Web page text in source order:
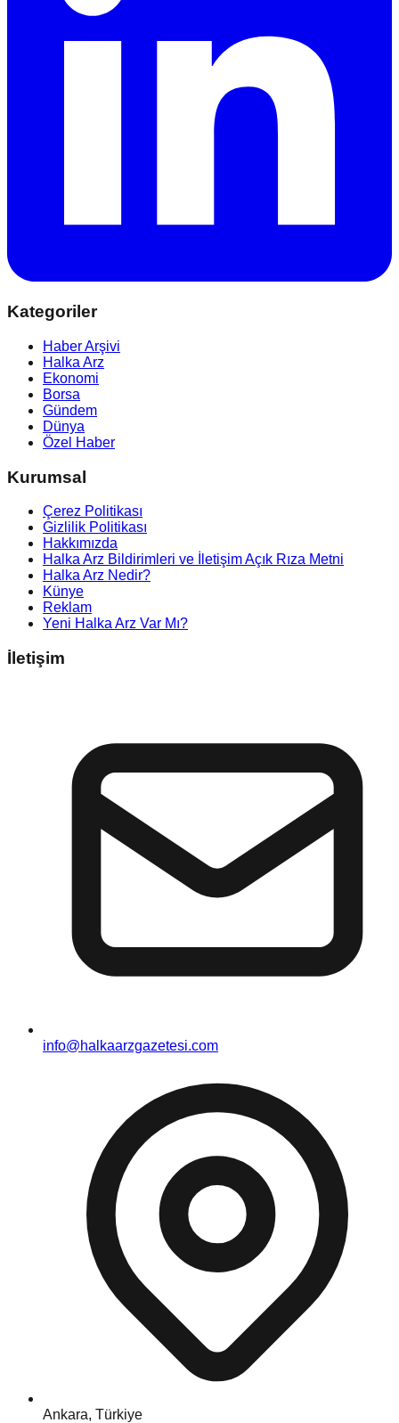
Kategoriler
Haber Arşivi
Halka Arz
Ekonomi
Borsa
Gündem
Dünya
Özel Haber
Kurumsal
Çerez Politikası
Gizlilik Politikası
Hakkımızda
Halka Arz Bildirimleri ve İletişim Açık Rıza Metni
Halka Arz Nedir?
Künye
Reklam
Yeni Halka Arz Var Mı?
İletişim
info@halkaarzgazetesi.com
Ankara, Türkiye